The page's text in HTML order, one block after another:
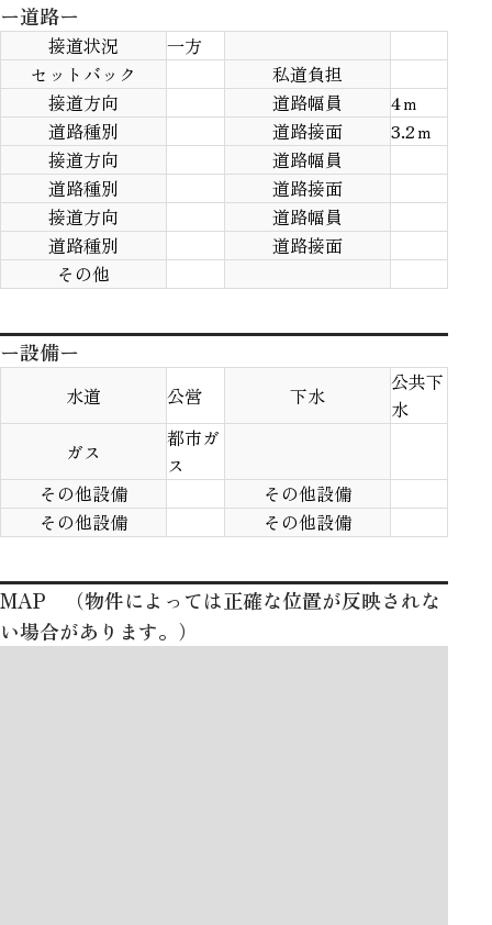
ー道路ー
接道状況
一方
セットバック
私道負担
接道方向
道路幅員
4ｍ
道路種別
道路接面
3.2ｍ
接道方向
道路幅員
道路種別
道路接面
接道方向
道路幅員
道路種別
道路接面
その他
ー設備ー
水道 公営 下水
公共下
水
ガス
都市ガ
ス
その他設備
その他設備
その他設備
その他設備
MAP （物件によっては正確な位置が反映されな
い場合があります。）